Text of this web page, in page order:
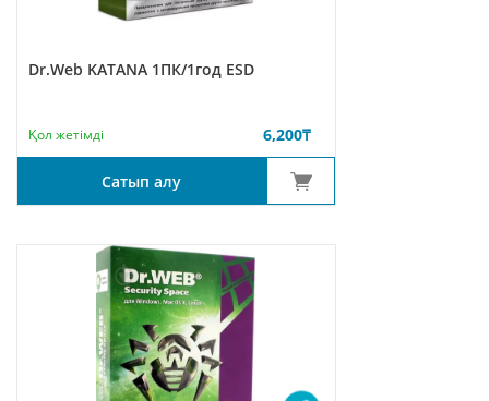
Dr.Web KATANA 1ПК/1год ESD
Қол жетімді 6,200₸
Сатып алу